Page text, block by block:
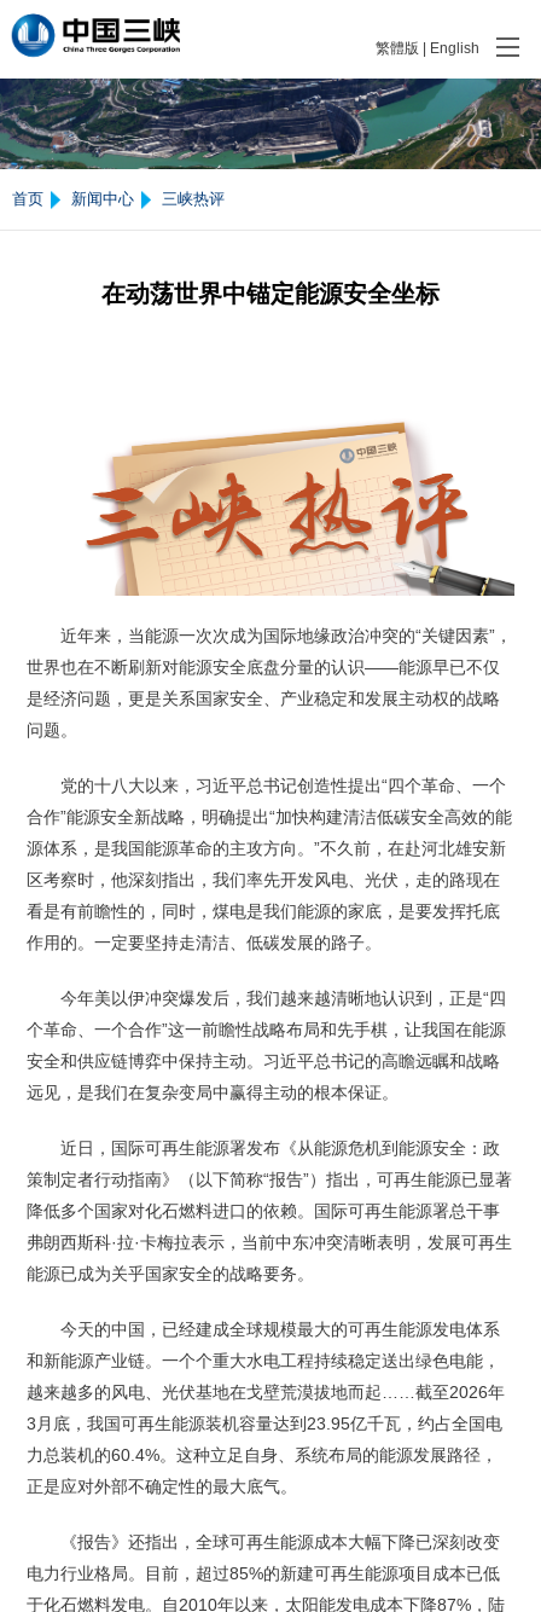
繁體版 English
首页 新闻中心 三峡热评
在动荡世界中锚定能源安全坐标
近年来，当能源一次次成为国际地缘政治冲突的“关键因素”，
世界也在不断刷新对能源安全底盘分量的认识——能源早已不仅
是经济问题，更是关系国家安全、产业稳定和发展主动权的战略
问题。
党的十八大以来，习近平总书记创造性提出“四个革命、一个
合作”能源安全新战略，明确提出“加快构建清洁低碳安全高效的能
源体系，是我国能源革命的主攻方向。”不久前，在赴河北雄安新
区考察时，他深刻指出，我们率先开发风电、光伏，走的路现在
看是有前瞻性的，同时，煤电是我们能源的家底，是要发挥托底
作用的。一定要坚持走清洁、低碳发展的路子。
今年美以伊冲突爆发后，我们越来越清晰地认识到，正是“四
个革命、一个合作”这一前瞻性战略布局和先手棋，让我国在能源
安全和供应链博弈中保持主动。习近平总书记的高瞻远瞩和战略
远见，是我们在复杂变局中赢得主动的根本保证。
近日，国际可再生能源署发布《从能源危机到能源安全：政
策制定者行动指南》（以下简称“报告”）指出，可再生能源已显著
降低多个国家对化石燃料进口的依赖。国际可再生能源署总干事
弗朗西斯科·拉·卡梅拉表示，当前中东冲突清晰表明，发展可再生
能源已成为关乎国家安全的战略要务。
今天的中国，已经建成全球规模最大的可再生能源发电体系
和新能源产业链。一个个重大水电工程持续稳定送出绿色电能，
越来越多的风电、光伏基地在戈壁荒漠拔地而起……截至2026年
3月底，我国可再生能源装机容量达到‌23.95亿千瓦‌，约占全国电
力总装机的‌60.4%‌。这种立足自身、系统布局的能源发展路径，
正是应对外部不确定性的最大底气。
《报告》还指出，全球可再生能源成本大幅下降已深刻改变
电力行业格局。目前，超过85%的新建可再生能源项目成本已低
于化石燃料发电。自2010年以来，太阳能发电成本下降87%，陆